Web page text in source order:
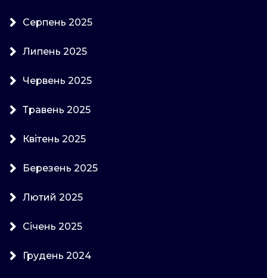
Серпень 2025
Липень 2025
Червень 2025
Травень 2025
Квітень 2025
Березень 2025
Лютий 2025
Січень 2025
Грудень 2024